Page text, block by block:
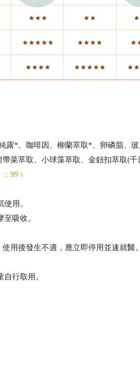
露*、咖啡因、柳蘭萃取*、卵磷脂、
菜萃取、小球藻萃取、金鈕扣萃取(千
99﹪
用。
吸收。
用後發生不適，應立即停用並速就醫。
行取用。